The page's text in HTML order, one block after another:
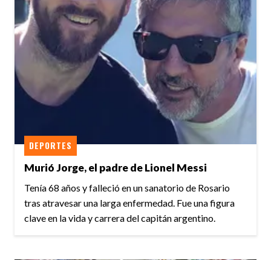
Murió Jorge, el padre de Lionel Messi
DEPORTES
Tenía 68 años y falleció en un sanatorio de Rosario
tras atravesar una larga enfermedad. Fue una figura
clave en la vida y carrera del capitán argentino.